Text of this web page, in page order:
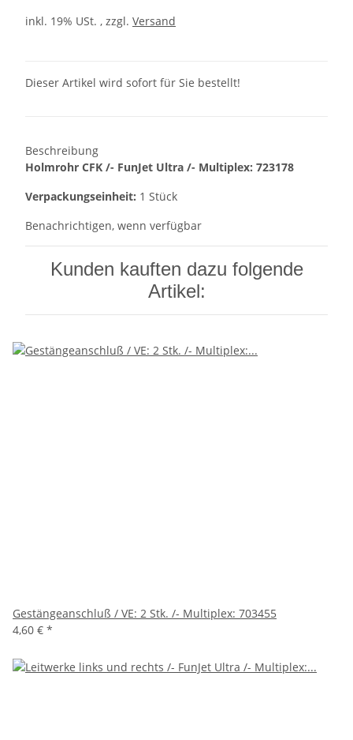
inkl. 19% USt. , zzgl. Versand
Dieser Artikel wird sofort für Sie bestellt!
Beschreibung
Holmrohr CFK /- FunJet Ultra /- Multiplex: 723178
Verpackungseinheit: 1 Stück
Benachrichtigen, wenn verfügbar
Kunden kauften dazu folgende
Artikel:
Gestängeanschluß / VE: 2 Stk. /- Multiplex: 703455
4,60 € *